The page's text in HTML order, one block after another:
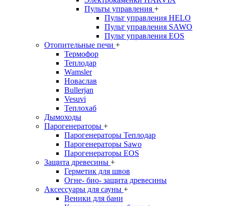
Пульты управления +
Пульт управления HELO
Пульт управления SAWO
Пульт управления EOS
Отопительные печи +
Термофор
Теплодар
Wamsler
Новаслав
Bullerjan
Vesuvi
Теплохаб
Дымоходы
Парогенераторы +
Парогенераторы Теплодар
Парогенераторы Sawo
Парогенераторы EOS
Защита древесины +
Герметик для швов
Огне- био- защита древесины
Аксессуары для сауны +
Веники для бани